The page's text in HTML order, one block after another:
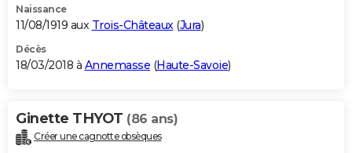
Naissance
11/08/1919 aux Trois-Châteaux(Jura)
Décès
18/03/2018 à Annemasse (Haute-Savoie)
Ginette THYOT (86 ans)
Créer une cagnotte obsèques